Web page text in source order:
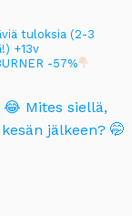
tuloksia (2-3
+13v
-57%